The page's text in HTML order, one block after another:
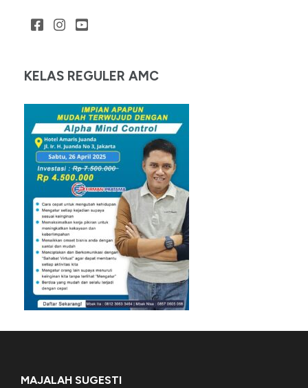
KELAS REGULER AMC
MAJALAH SUGESTI